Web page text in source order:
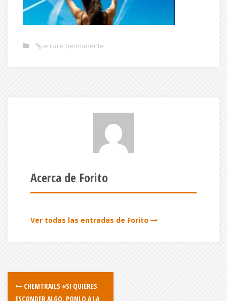
enlace permanente
Acerca de Forito
Ver todas las entradas de Forito
CHEMTRAILS «SI QUIERES
ESCONDER ALGO, PONLO A LA